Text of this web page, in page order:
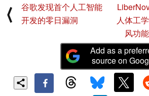
⟨
谷歌发现首个人工智能
开发的零日漏洞
人体工
风功
Add as a
source on